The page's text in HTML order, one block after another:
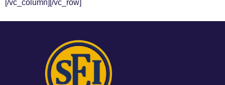
[/vc_column][/vc_row]